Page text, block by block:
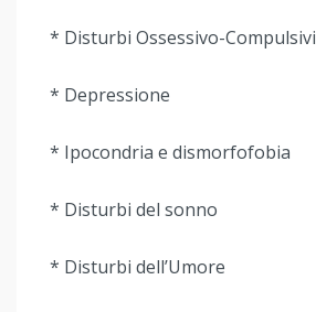
* Disturbi Ossessivo-Compulsivi
* Depressione
* Ipocondria e dismorfofobia
* Disturbi del sonno
* Disturbi dell’Umore